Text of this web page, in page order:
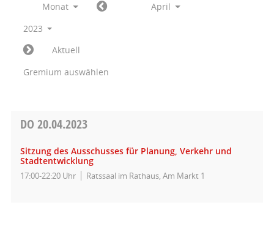
Monat
April
2023
Aktuell
Gremium auswählen
DO 20.04.2023
Sitzung des Ausschusses für Planung, Verkehr und
Stadtentwicklung
17:00-22:20 Uhr Ratssaal im Rathaus, Am Markt 1